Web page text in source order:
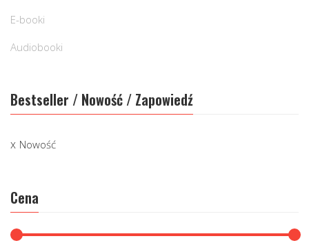
E-booki
Audiobooki
Bestseller / Nowość / Zapowiedź
Nowość
Cena